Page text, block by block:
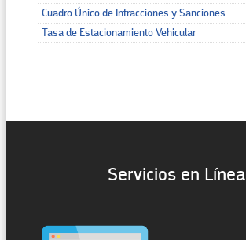
Cuadro Único de Infracciones y Sanciones
Tasa de Estacionamiento Vehicular
Servicios en Línea